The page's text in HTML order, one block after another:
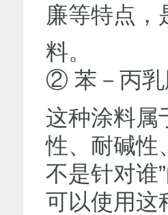
廉等特点，
料。
② 苯－丙乳
这种涂料属
性、耐碱性
不是针对谁
可以使用这